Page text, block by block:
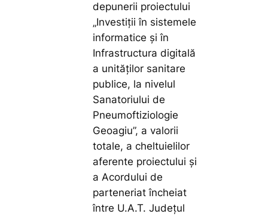
depunerii proiectului
„Investiții în sistemele
informatice și în
Infrastructura digitală
a unităților sanitare
publice, la nivelul
Sanatoriului de
Pneumoftiziologie
Geoagiu”, a valorii
totale, a cheltuielilor
aferente proiectului și
a Acordului de
parteneriat încheiat
între U.A.T. Județul